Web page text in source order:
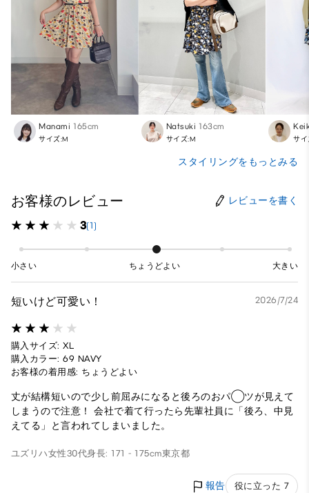
Manami 165cm
サイズ:M
Natsuki 163cm
サイズ:M サ
スタイリングをもっとみる
お客様のレビュー レビューを書く
3(1)
小さい ちょうどよい 大きい
短いけど可愛い！ 2026/7/24
購入サイズ: XL
購入カラー: 69 NAVY
お客様の着用感: ちょうどよい
丈が結構短いので少し前屈みになると後ろのおパ◯ツが見えて
しまうので注意！ 会社で着て行ったら先輩社員に「後ろ、中見
えてる」と言われてしまいました。
ユズリハ女性30代身長: 171 - 175cm東京都
報告 役に立った 7